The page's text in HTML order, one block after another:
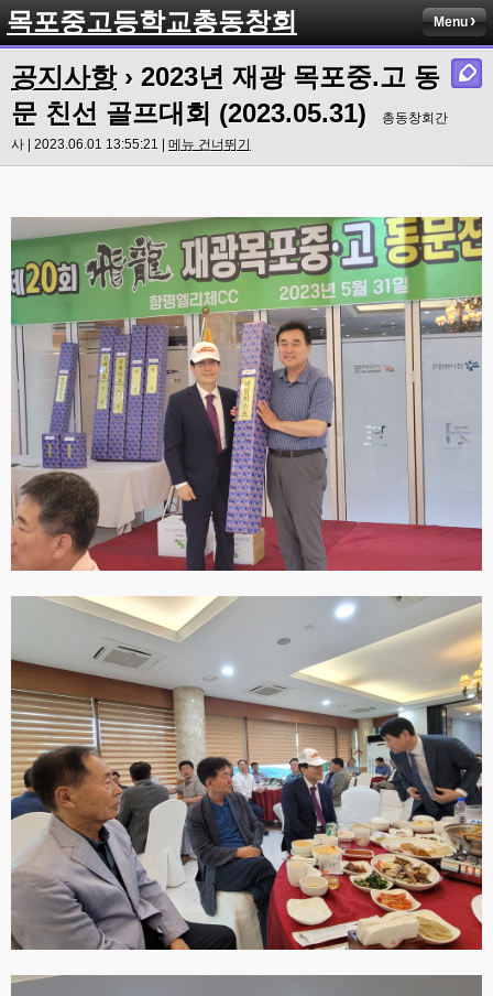
목포중고등학교총동창회 Menu
공지사항› 2023년 재광 목포중.고 동
문 친선 골프대회 (2023.05.31)
총동창회간
사 | 2023.06.01 13:55:21 | 메뉴 건너뛰기